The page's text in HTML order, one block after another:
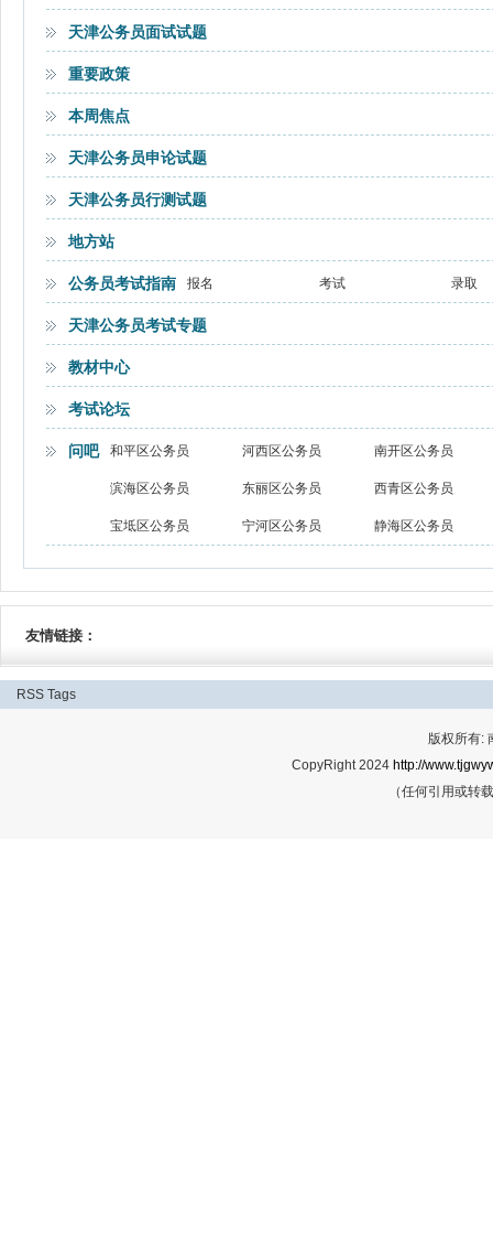
天津公务员面试试题
重要政策
本周焦点
天津公务员申论试题
天津公务员行测试题
地方站
公务员考试指南 报名 考试 录取
天津公务员考试专题
教材中心
考试论坛
问吧 和平区公务员 河西区公务员 南开区公务员
滨海区公务员 东丽区公务员 西青区公务员
宝坻区公务员 宁河区公务员 静海区公务员
友情链接：
RSS Tags
版权所有:
CopyRight 2024 http://
（任何引用或转